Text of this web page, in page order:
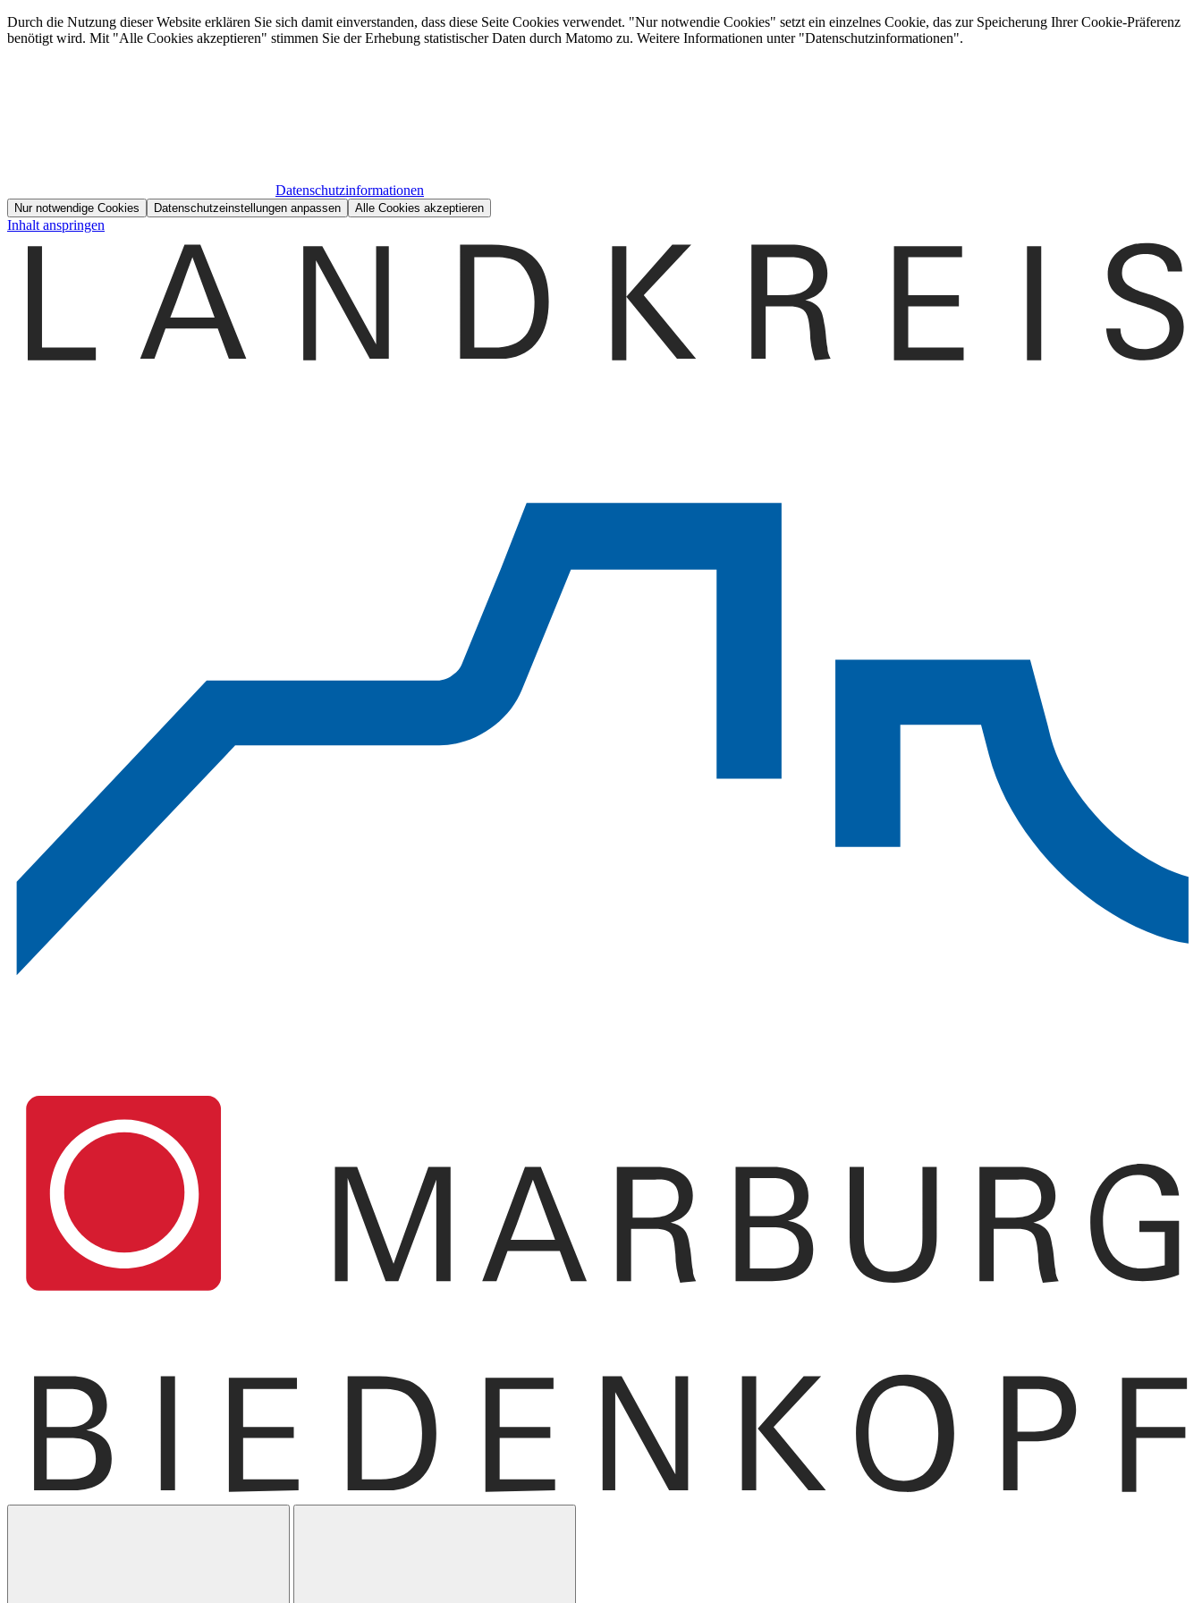
Durch die Nutzung dieser Website erklären Sie sich damit einverstanden, dass diese Seite Cookies verwendet. "Nur notwendie Cookies" setzt ein einzelnes Cookie, das zur Speicherung Ihrer Cookie-Präferenz
benötigt wird. Mit "Alle Cookies akzeptieren" stimmen Sie der Erhebung statistischer Daten durch Matomo zu. Weitere Informationen unter "Datenschutzinformationen".
Datenschutzinformationen
Nur notwendige Cookies Datenschutzeinstellungen anpassen Alle Cookies akzeptieren
Inhalt anspringen